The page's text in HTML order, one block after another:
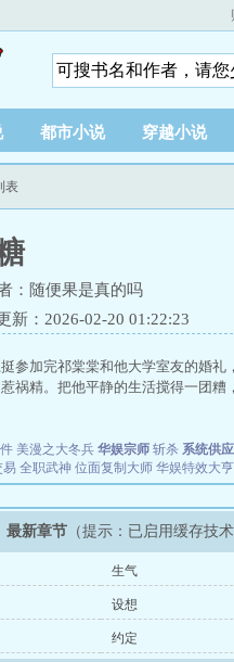
都市小说 穿越小说
表
随便果是真的吗
新：2026-02-20 01:22:23
参加完祁棠棠和他大学室友的婚
祸精。把他平静的生活搅得一团糟
美漫之大冬兵 华娱宗师 斩杀 系统供
易 全职武神 位面复制大师 华娱特效大亨
最新章节 （提示：已启用缓存技
生气
设想
约定